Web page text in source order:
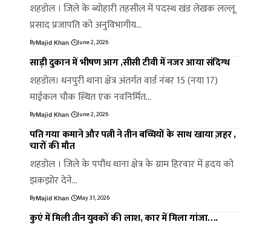
शहडोल । जिले के ब्योहारी तहसील में पदस्थ खंड लेखक लल्लू
प्रसाद प्रजापति को अनुविभागीय…
ByMajid Khan June 2, 2026
साड़ी दुकान में भीषण आग ,सीसी टीवी में नजर आया संदिग्ध
शहडोल। धनपुरी थाना क्षेत्र अंतर्गत वार्ड नंबर 15 (नया 17)
माईकल चौक स्थित एक नवनिर्मित…
ByMajid Khan June 2, 2026
पति गया कमाने और पत्नी ने तीन बच्चियों के साथ खाया ज़हर ,
चारों की मौत
शहडोल । जिले के पपौंध थाना क्षेत्र के ग्राम हिरवार में ह्रदय को
झकझोर देने…
ByMajid Khan May 31, 2026
कुएं में मिली तीन युवकों की लाश, कार में मिला गांजा….